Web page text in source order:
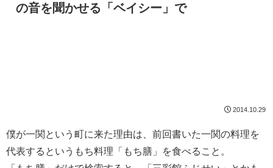
の音を聞かせる「ベイシー」で
2014.10.29
僕が一関という町に来た理由は、前回書いた一関の料理を
代表するというもち料理「もち膳」を食べること。